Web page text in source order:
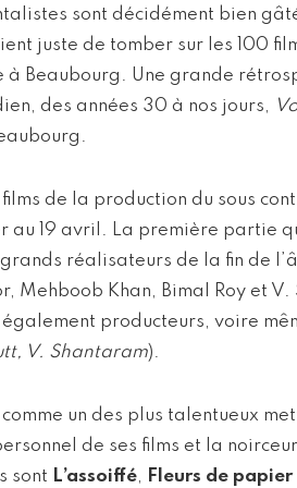
sont décidément bien
juste de tomber sur les 100
Beaubourg. Une grande
des années 30 à nos jours,
de la production du sous
au 19 avril. La première partie
réalisateurs de la fin de
Mehboob Khan, Bimal Roy et
producteurs, voire
V. Shantaram).
un des plus talentueux
de ses films et la
sont L’assoiffé, Fleurs de papier